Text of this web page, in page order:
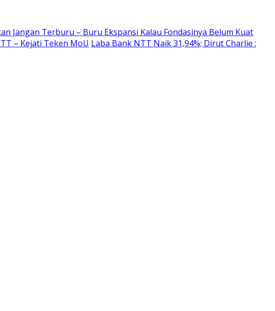
Jangan Terburu – Buru Ekspansi Kalau Fondasinya Belum Kuat
– Kejati Teken MoU Laba Bank NTT Naik 31,94%; Dirut Charlie :